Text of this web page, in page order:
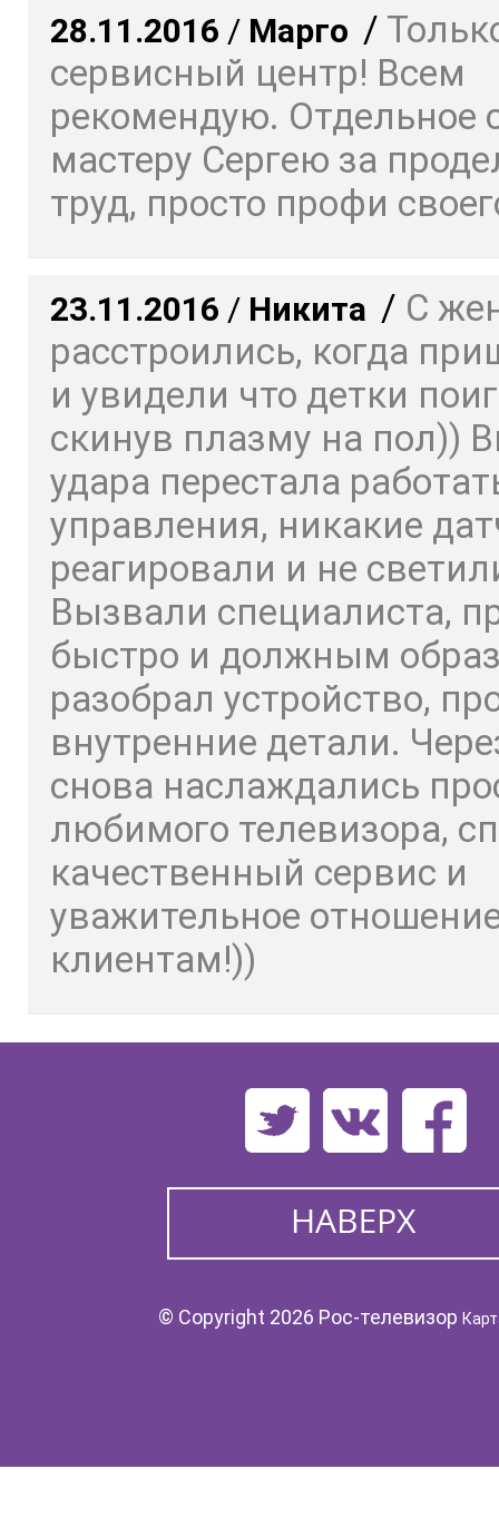
28.11.2016 / Марго /
сервисный центр! Всем
рекомендую. Отдельное
мастеру Сергею за
труд, просто профи
23.11.2016 / Никита / С
расстроились, когда
и увидели что детки
скинув плазму на пол))
удара перестала
управления, никакие
реагировали и не
Вызвали специалиста,
быстро и должным
разобрал устройство,
внутренние детали.
снова наслаждались
любимого телевизора,
качественный сервис и
уважительное
клиентам!))
© Copyright 2026 Рос-телевизор